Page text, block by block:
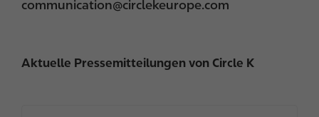
communication@circlekeurope.com
Aktuelle Pressemitteilungen von Circle K